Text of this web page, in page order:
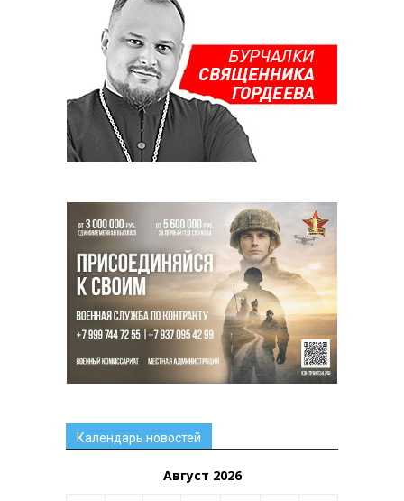
Календарь новостей
Август 2026